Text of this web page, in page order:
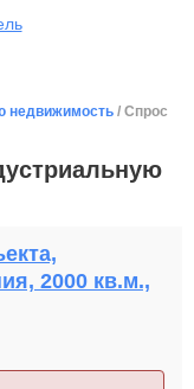
недвижимость / Спрос
2000 кв.м.,